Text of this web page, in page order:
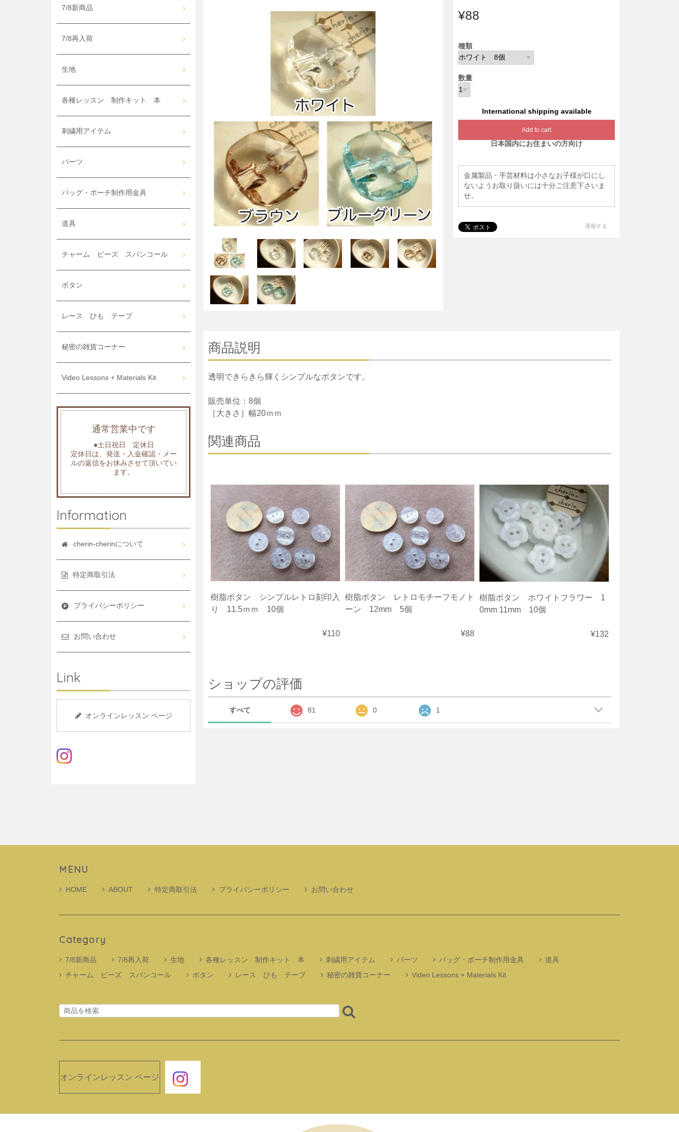
¥88
種類
数量
International shipping available
Add to cart
日本国内にお住まいの方向け
金属製品・手芸材料は小さなお子様が口にし
ないようお取り扱いには十分ご注意下さいま
せ。
通報する
商品説明
透明できらきら輝くシンプルなボタンです。
販売単位：8個
［大きさ］幅20ｍｍ
関連商品
樹脂ボタン シンプルレトロ刻印入
り 11.5ｍｍ 10個
¥110
樹脂ボタン レトロモチーフモノト
ーン 12mm 5個
¥88
樹脂ボタン ホワイトフラワー 1
0mm 11mm 10個
¥132
ショップの評価
すべて 81 0 1
7/8新商品
7/8再入荷
生地
各種レッスン 制作キット 本
刺繍用アイテム
パーツ
バッグ・ポーチ制作用金具
道具
チャーム ビーズ スパンコール
ボタン
レース ひも テープ
秘密の雑貨コーナー
Video Lessons + Materials Kit
通常営業中です
●土日祝日 定休日
定休日は、発送・入金確認・メー
ルの返信をお休みさせて頂いてい
ます。
Information
cherin-cherinについて
特定商取引法
プライバシーポリシー
お問い合わせ
Link
オンラインレッスン ページ
MENU
HOME ABOUT 特定商取引法 プライバシーポリシー お問い合わせ
Category
7/8新商品 7/8再入荷 生地 各種レッスン 制作キット 本 刺繍用アイテム パーツ バッグ・ポーチ制作用金具
道具
チャーム ビーズ スパンコール
ボタン レース ひも テープ 秘密の雑貨コーナー Video Lessons + Materials Kit
オンラインレッスン ページ